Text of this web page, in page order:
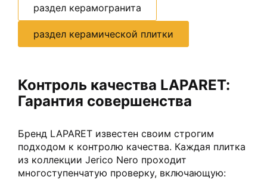
раздел керамогранита
раздел керамической плитки
Контроль качества LAPARET:
Гарантия совершенства
Бренд LAPARET известен своим строгим
подходом к контролю качества. Каждая плитка
из коллекции Jerico Nero проходит
многоступенчатую проверку, включающую: